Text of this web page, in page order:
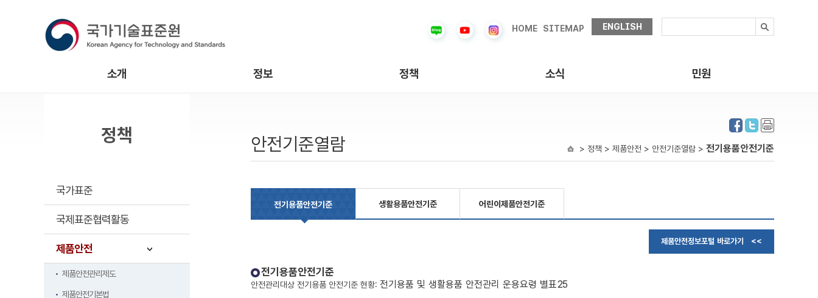
HOME SITEMAP ENGLISH
소개 정보 정책 소식 민원
안전기준열람 > 정책 > 제품안전 > 안전기준열람 > 전기용품안전기준
전기용품안전기준 생활용품안전기준 어린이제품안전기준
제품안전정보포털 바로가기 <<
전기용품안전기준
안전관리대상 전기용품 안전기준 현황: 전기용품 및 생활용품 안전관리 운용요령 별표25
정책
국가표준
국제표준협력활동
제품안전
제품안전관리제도
제품안전기본법